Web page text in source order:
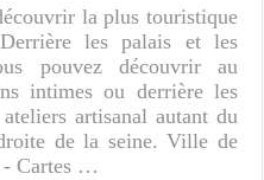
la plus touristique
les palais et les
pouvez découvrir au
intimes ou derrière les
artisanal autant du
de la seine. Ville de
- Cartes …